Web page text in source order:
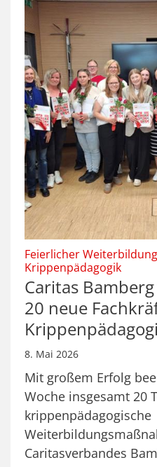
Feierlicher
Krippenpädagogik:
Caritas
20 neue
8. Mai 2026
Mit großem Erfolg
Woche insgesamt 20
krippenpädagogische
Caritasverbandes